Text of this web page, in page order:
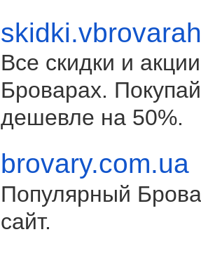
Все скидки и
Броварах.
дешевле на 50%.
brovary.com.ua
Популярный
сайт.